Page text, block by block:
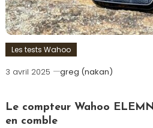
Les tests Wahoo
3 avril 2025 greg (nakan)
Le compteur Wahoo
en comble